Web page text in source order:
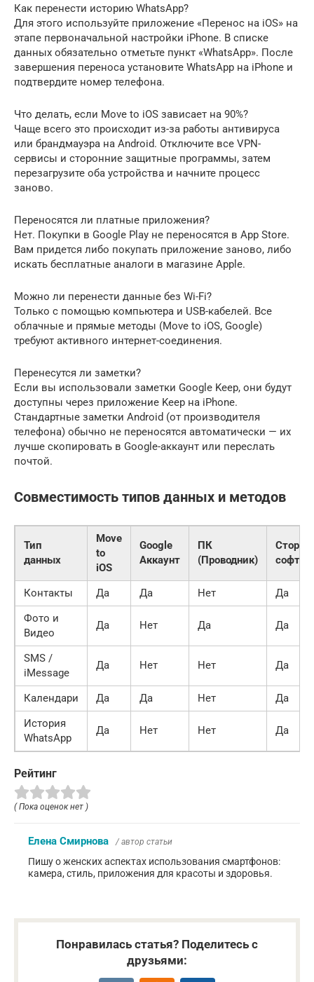
Как перенести историю WhatsApp?
Для этого используйте приложение «Перенос на iOS» на
этапе первоначальной настройки iPhone. В списке
данных обязательно отметьте пункт «WhatsApp». После
завершения переноса установите WhatsApp на iPhone и
подтвердите номер телефона.
Что делать, если Move to iOS зависает на 90%?
Чаще всего это происходит из-за работы антивируса
или брандмауэра на Android. Отключите все VPN-
сервисы и сторонние защитные программы, затем
перезагрузите оба устройства и начните процесс
заново.
Переносятся ли платные приложения?
Нет. Покупки в Google Play не переносятся в App Store.
Вам придется либо покупать приложение заново, либо
искать бесплатные аналоги в магазине Apple.
Можно ли перенести данные без Wi-Fi?
Только с помощью компьютера и USB-кабелей. Все
облачные и прямые методы (Move to iOS, Google)
требуют активного интернет-соединения.
Перенесутся ли заметки?
Если вы использовали заметки Google Keep, они будут
доступны через приложение Keep на iPhone.
Стандартные заметки Android (от производителя
телефона) обычно не переносятся автоматически — их
лучше скопировать в Google-аккаунт или переслать
почтой.
Совместимость типов данных и методов
Тип
данных
Move
to
iOS
Google
Аккаунт
ПК
(Проводник)
софт
Контакты Да Да Нет
Да
Фото и
Видео
Да Нет Да Да
SMS /
iMessage
Да Нет Нет Да
Календари Да Да Нет
Да
История
WhatsApp
Да Нет Нет Да
Рейтинг
( Пока оценок нет )
Елена Смирнова / автор статьи
Пишу о женских аспектах использования смартфонов:
камера, стиль, приложения для красоты и здоровья.
Понравилась статья? Поделитесь с
друзьями: